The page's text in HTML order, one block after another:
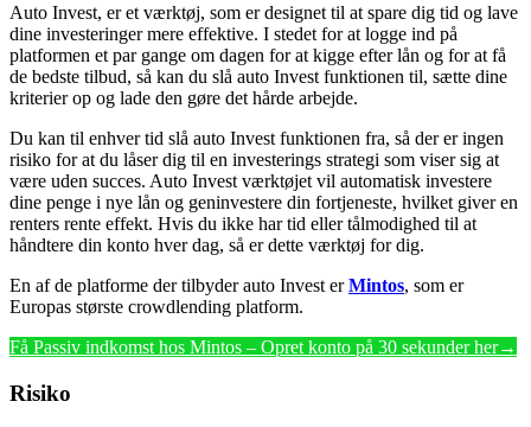
Auto Invest, er et værktøj, som er designet til at spare dig tid og lave
dine investeringer mere effektive. I stedet for at logge ind på
platformen et par gange om dagen for at kigge efter lån og for at få
de bedste tilbud, så kan du slå auto Invest funktionen til, sætte dine
kriterier op og lade den gøre det hårde arbejde.
Du kan til enhver tid slå auto Invest funktionen fra, så der er ingen
risiko for at du låser dig til en investerings strategi som viser sig at
være uden succes. Auto Invest værktøjet vil automatisk investere
dine penge i nye lån og geninvestere din fortjeneste, hvilket giver en
renters rente effekt. Hvis du ikke har tid eller tålmodighed til at
håndtere din konto hver dag, så er dette værktøj for dig.
En af de platforme der tilbyder auto Invest erMintos, som er
Europas største crowdlending platform.
Få Passiv indkomst hos Mintos – Opret konto på 30 sekunder her→
Risiko